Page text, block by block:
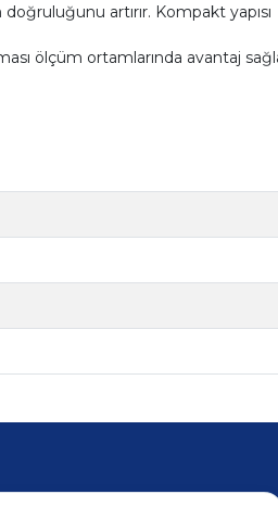
artırır. Kompakt yapısı
ölçüm ortamlarında avantaj